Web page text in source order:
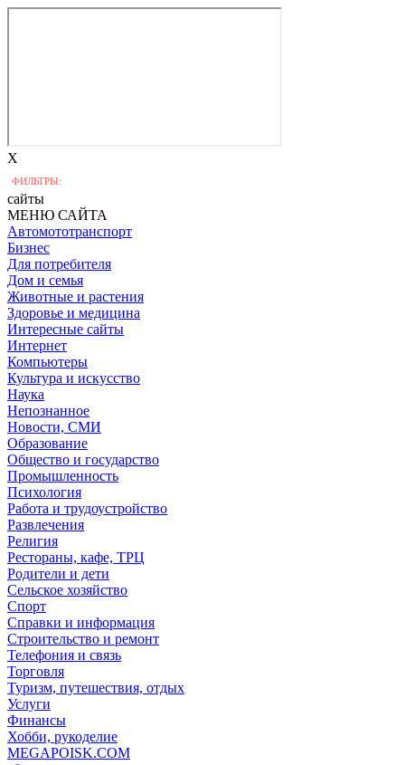
X
ФИЛЬТРЫ:
сайты
МЕНЮ САЙТА
Автомототранспорт
Бизнес
Для потребителя
Дом и семья
Животные и растения
Здоровье и медицина
Интересные сайты
Интернет
Компьютеры
Культура и искусство
Наука
Непознанное
Новости, СМИ
Образование
Общество и государство
Промышленность
Психология
Работа и трудоустройство
Развлечения
Религия
Рестораны, кафе, ТРЦ
Родители и дети
Сельское хозяйство
Спорт
Справки и информация
Строительство и ремонт
Телефония и связь
Торговля
Туризм, путешествия, отдых
Услуги
Финансы
Хобби, рукоделие
MEGAPOISK.COM